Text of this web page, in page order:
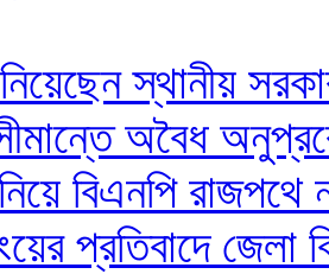
স্থানীয়
অবৈধ
বিএনপি রাজপথে
প্রতিবাদে জেলা